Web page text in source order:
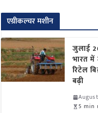
एग्रीकल्चर मशीन
जुलाई
भारत में
रिटेल
बढ़ी
5 min